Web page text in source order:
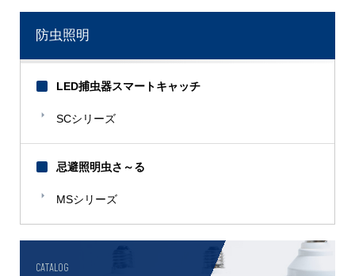
防虫照明
LED捕虫器スマートキャッチ
SCシリーズ
忌避照明虫さ～る
MSシリーズ
CATALOG